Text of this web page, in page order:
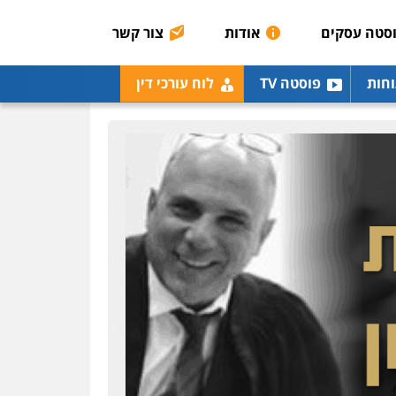
עסקים אודות צור קשר
פוסטה TV לוח עורכי דין
מנשה, אלמוג – עורכי דין
פלילי עבירות תנועה
צווארון לבן תעבורה עורכי
דין לענייני אסירים מעצרים
0546470989
עו"ד אבי כהן
פלילי פשיעה חמורה
קטינים אלימות סמים
עבירות מין
0523647066
ויקי שמואל – משרד עו"ד
משפט פלילי
0528959600